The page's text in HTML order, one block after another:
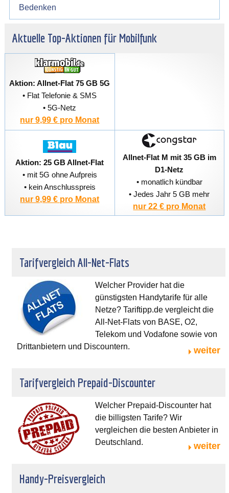
Bedenken
Aktuelle Top-Aktionen für Mobilfunk
Aktion: Allnet-Flat 75 GB 5G
• Flat Telefonie & SMS
• 5G-Netz
nur 9,99 € pro Monat
Aktion: 25 GB Allnet-Flat
• mit 5G ohne Aufpreis
• kein Anschlusspreis
nur 9,99 € pro Monat
Allnet-Flat M mit 35 GB im
D1-Netz
• monatlich kündbar
• Jedes Jahr 5 GB mehr
nur 22 € pro Monat
Tarifvergleich All-Net-Flats
Welcher Provider hat die
günstigsten Handytarife für alle
Netze? Tariftipp.de vergleicht die
All-Net-Flats von BASE, O2,
Telekom und Vodafone sowie von
Drittanbietern und Discountern.
weiter
Tarifvergleich Prepaid-Discounter
Welcher Prepaid-Discounter hat
die billigsten Tarife? Wir
vergleichen die besten Anbieter in
Deutschland.
weiter
Handy-Preisvergleich